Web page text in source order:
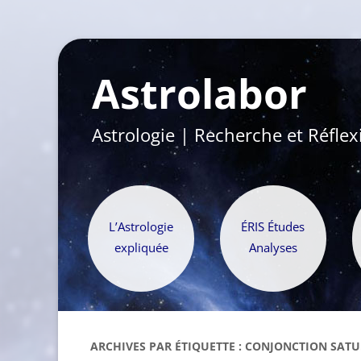
Astrolabor
Astrologie | Recherche et
L’Astrologie
expliquée
ÉRIS Études
Analyses
ARCHIVES PAR ÉTIQUETTE : CONJONCTION